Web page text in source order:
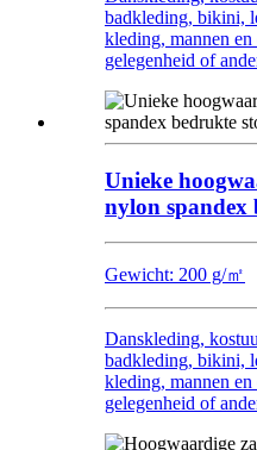
badkleding, bikini,
kleding, mannen
gelegenheid of
Unieke
nylon spandex
Gewicht: 200 g/㎡
Danskleding,
badkleding, bikini,
kleding, mannen
gelegenheid of